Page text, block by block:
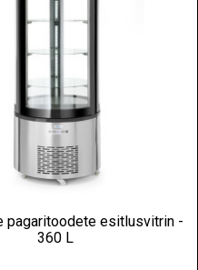
pagaritoodete esitlusvitrin -
360 L